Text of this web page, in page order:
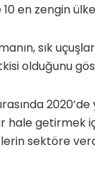
en zengin
sık
olduğunu
hale getirmek
sektöre